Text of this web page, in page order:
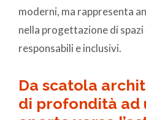
moderni, ma rappresenta
nella progettazione di
responsabili e inclusivi.
Da scatola
di profondità ad